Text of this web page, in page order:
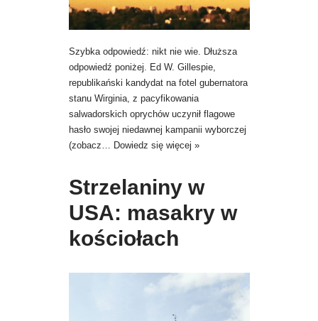
Szybka odpowiedź: nikt nie wie. Dłuższa
odpowiedź poniżej. Ed W. Gillespie,
republikański kandydat na fotel gubernatora
stanu Wirginia, z pacyfikowania
salwadorskich oprychów uczynił flagowe
hasło swojej niedawnej kampanii wyborczej
(zobacz…
Dowiedz się więcej »
Strzelaniny w
USA: masakry w
kościołach